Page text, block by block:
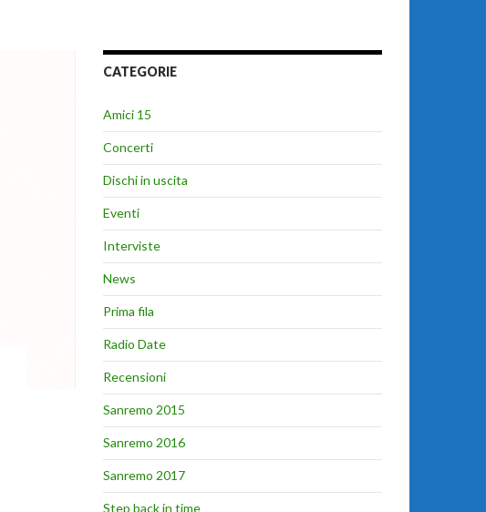
CATEGORIE
Amici 15
Concerti
Dischi in uscita
Eventi
Interviste
News
Prima fila
Radio Date
Recensioni
Sanremo 2015
Sanremo 2016
Sanremo 2017
Step back in time